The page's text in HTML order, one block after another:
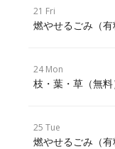
21 Fri
燃やせるごみ（有
24 Mon
枝・葉・草（無料
25 Tue
燃やせるごみ（有